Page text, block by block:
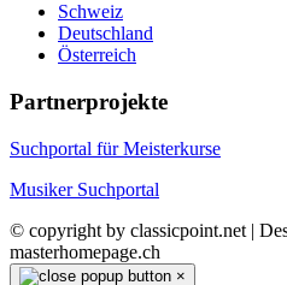
Schweiz
Deutschland
Österreich
Partnerprojekte
Suchportal für Meisterkurse
Musiker Suchportal
© copyright by classicpoint.net |
masterhomepage.ch
×